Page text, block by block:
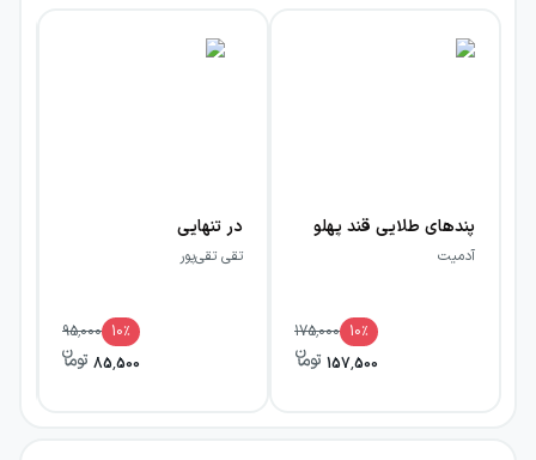
پندهای طلایی قند پهلو
آدمیت
175,000 10٪
157,500
در تنهایی
تقی تقی‌پور
95,000 10٪
85,500